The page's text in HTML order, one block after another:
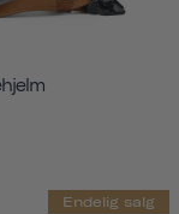
Endelig salg